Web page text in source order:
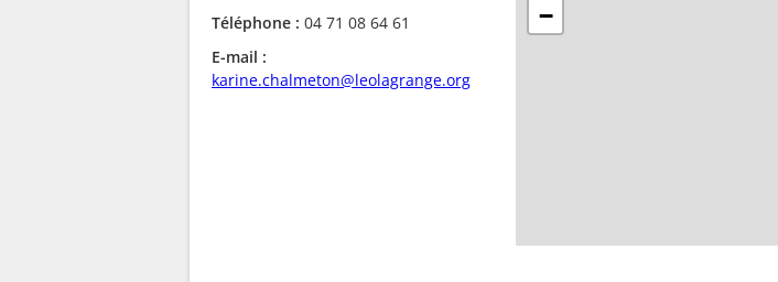
Téléphone : 04 71 08 64 61
E-mail :
karine.chalmeton@leolagrange.org
−